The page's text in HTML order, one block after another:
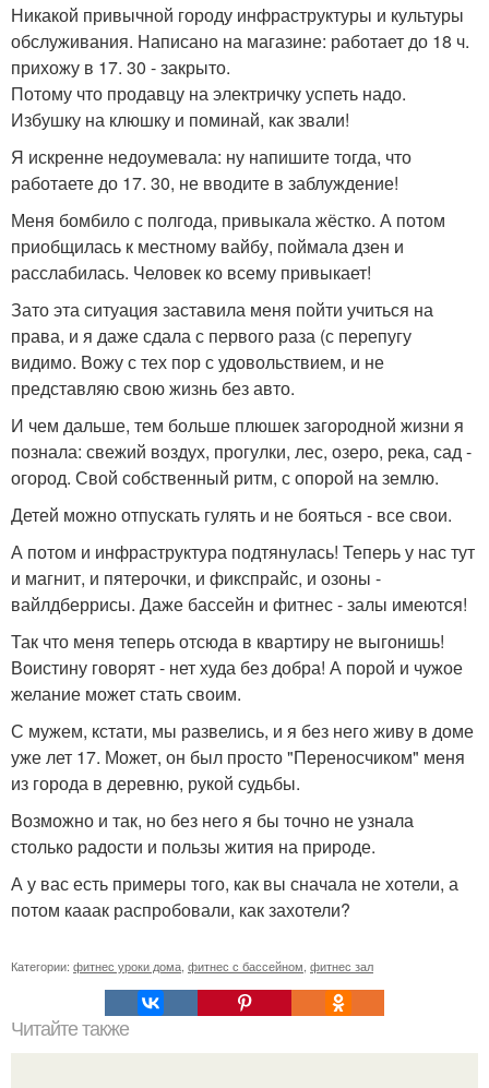
Никакой привычной городу инфраструктуры и культуры
обслуживания. Написано на магазине: работает до 18 ч.
прихожу в 17. 30 - закрыто.
Потому что продавцу на электричку успеть надо.
Избушку на клюшку и поминай, как звали!
Я искренне недоумевала: ну напишите тогда, что
работаете до 17. 30, не вводите в заблуждение!
Меня бомбило с полгода, привыкала жёстко. А потом
приобщилась к местному вайбу, поймала дзен и
расслабилась. Человек ко всему привыкает!
Зато эта ситуация заставила меня пойти учиться на
права, и я даже сдала с первого раза (с перепугу
видимо. Вожу с тех пор с удовольствием, и не
представляю свою жизнь без авто.
И чем дальше, тем больше плюшек загородной жизни я
познала: свежий воздух, прогулки, лес, озеро, река, сад -
огород. Свой собственный ритм, с опорой на землю.
Детей можно отпускать гулять и не бояться - все свои.
А потом и инфраструктура подтянулась! Теперь у нас тут
и магнит, и пятерочки, и фикспрайс, и озоны -
вайлдберрисы. Даже бассейн и фитнес - залы имеются!
Так что меня теперь отсюда в квартиру не выгонишь!
Воистину говорят - нет худа без добра! А порой и чужое
желание может стать своим.
С мужем, кстати, мы развелись, и я без него живу в доме
уже лет 17. Может, он был просто "Переносчиком" меня
из города в деревню, рукой судьбы.
Возможно и так, но без него я бы точно не узнала
столько радости и пользы жития на природе.
А у вас есть примеры того, как вы сначала не хотели, а
потом кааак распробовали, как захотели?
Категории: фитнес уроки дома фитнес с бассейном фитнес зал
Читайте также